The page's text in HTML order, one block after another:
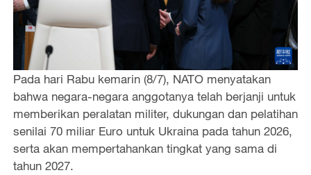
Pada hari Rabu kemarin (8/7), NATO menyatakan
bahwa negara-negara anggotanya telah berjanji untuk
memberikan peralatan militer, dukungan dan pelatihan
senilai 70 miliar Euro untuk Ukraina pada tahun 2026,
serta akan mempertahankan tingkat yang sama di
tahun 2027.